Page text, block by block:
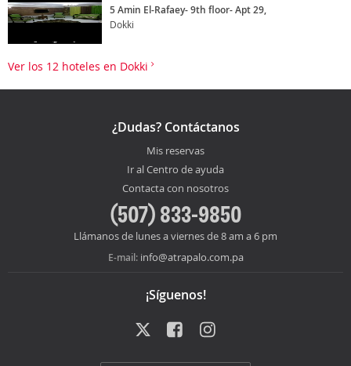
5 Amin El-Rafaey- 9th floor- Apt 29,
Dokki
Ver los 12 hoteles en Dokki
¿Dudas? Contáctanos
Mis reservas
Ir al Centro de ayuda
Contacta con nosotros
(507) 833-9850
Llámanos de lunes a viernes de 8 am a 6 pm
E-mail: info@atrapalo.com.pa
¡Síguenos!